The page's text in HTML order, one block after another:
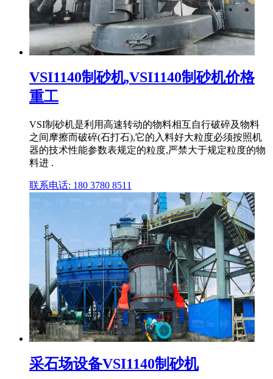
VSI1140制砂机,VSI1140制砂机价格
重工
VSI制砂机是利用高速转动的物料相互自行破碎及物料
之间摩擦而破碎(石打石),它的入料好大粒度必须按照机
器的技术性能参数表规定的粒度,严禁大于规定粒度的物
料进 .
联系电话: 180 3780 8511
采石场设备VSI1140制砂机